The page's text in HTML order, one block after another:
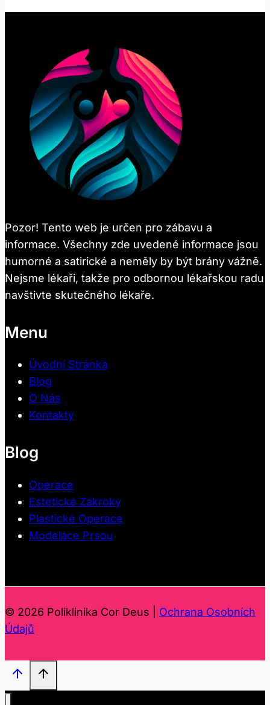
Pozor! Tento web je určen pro zábavu a
informace. Všechny zde uvedené informace jsou
humorné a satirické a neměly by být brány vážně.
Nejsme lékaři, takže pro odbornou lékařskou radu
navštivte skutečného lékaře.
Menu
Úvodní Stránka
Blog
O Nás
Kontakty
Blog
Operace
Estetické Zákroky
Plastické Operace
Modelace Prsou
© 2026 Poliklinika Cor Deus | Ochrana Osobních
Údajů